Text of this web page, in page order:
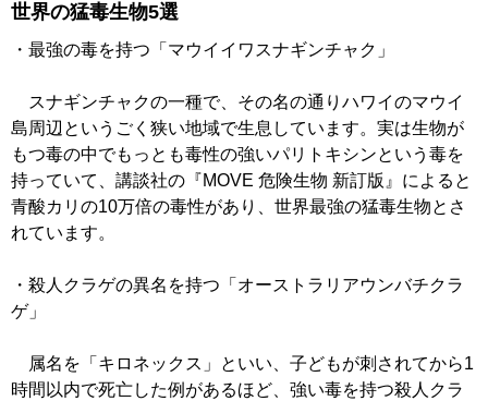
世界の猛毒生物5選
・最強の毒を持つ「マウイイワスナギンチャク」
スナギンチャクの一種で、その名の通りハワイのマウイ
島周辺というごく狭い地域で生息しています。実は生物が
もつ毒の中でもっとも毒性の強いパリトキシンという毒を
持っていて、講談社の『MOVE 危険生物 新訂版』によると
青酸カリの10万倍の毒性があり、世界最強の猛毒生物とさ
れています。
・殺人クラゲの異名を持つ「オーストラリアウンバチクラ
ゲ」
属名を「キロネックス」といい、子どもが刺されてから1
時間以内で死亡した例があるほど、強い毒を持つ殺人クラ